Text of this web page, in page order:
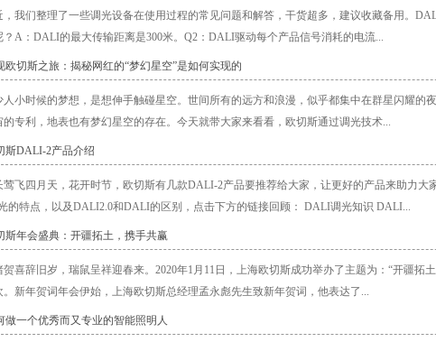
，我们整理了一些调光设备在使用过程的常见问题和解答，干货超多，建议收藏备用。
？A：DALI的最大传输距离是300米。Q2：DALI驱动每个产品信号消耗的电流...
欧切斯之旅：揭秘网红的“梦幻星空”是如何实现的
人小时候的梦想，是想伸手触碰星空。世间所有的远方和浪漫，似乎都集中在群星闪耀的
的专利，地表也有梦幻星空的存在。今天就带大家来看看，欧切斯通过调光技术...
斯DALI-2产品介绍
莺飞四月天，花开时节，欧切斯有几款DALI-2产品要推荐给大家，让更好的产品来助力大
的特点，以及DALI2.0和DALI的区别，点击下方的链接回顾： DALI调光知识 DALI...
斯年会盛典：开疆拓土，携手共赢
贺喜辞旧岁，瑞鼠呈祥迎春来。2020年1月11日，上海欧切斯成功举办了主题为：“开疆拓
。新年贺词年会伊始，上海欧切斯总经理孟永彪先生致新年贺词，他表达了...
做一个优秀而又专业的智能照明人